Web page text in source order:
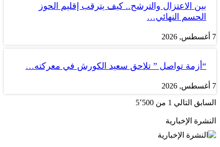
بين الاعتزال والترشح.. كيف يترقب إقليم الحوز
الحسم النهائي…
7 أغسطس, 2026
“أزمة تواصل ” تلاحق سعيد الكورش في معركته…
7 أغسطس, 2026
السابق التالي 1 من 5٬500
النشرة الإخبارية